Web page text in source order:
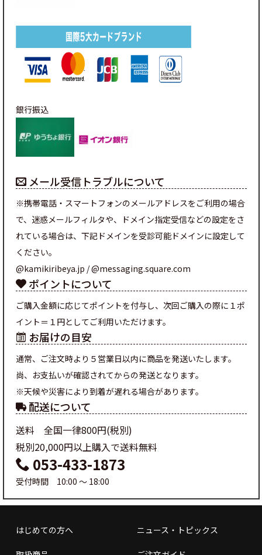
銀行振込
メール受信トラブルについて
※携帯電話・スマートフォンのメールアドレスをご利用の場合
で、迷惑メールフィルタや、ドメイン指定受信などの設定をさ
れている場合は、下記ドメインを受診可能ドメインに設定して
ください。
@kamikiribeya.jp / @messaging.square.com
ポイントについて
ご購入金額に応じてポイントを付与し、次回ご購入の際に１ポ
イント＝１円としてご利用いただけます。
お届けの目安
通常、ご注文時より５営業日以内に商品を発送いたします。
尚、お支払いが確認されてからの発送となります。
※天候や災害により到着が遅れる場合があります。
配送について
送料 全国一律800円(税別)
税別20,000円以上購入で送料無料
053-433-1873
受付時間 10:00 ～ 18:00
はじめての方へ ニュース・トピックス